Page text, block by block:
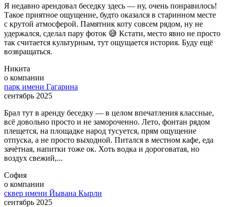
Я недавно арендовал беседку здесь — ну, очень понравилось!
Такое приятное ощущение, будто оказался в старинном месте
с крутой атмосферой. Памятник коту совсем рядом, ну не
удержался, сделал пару фоток 😅 Кстати, место явно не просто
так считается культурным, тут ощущается история. Буду ещё
возвращаться.
Никита
о компании
парк имени Гагарина
сентябрь 2025
Брал тут в аренду беседку — в целом впечатления классные,
всё довольно просто и не замороченно. Лето, фонтан рядом
плещется, на площадке народ тусуется, прям ощущение
отпуска, а не просто выходной. Питался в местном кафе, еда
зачётная, напитки тоже ок. Хоть водка и дороговатая, но
воздух свежий,...
София
о компании
сквер имени Йывана Кырли
сентябрь 2025